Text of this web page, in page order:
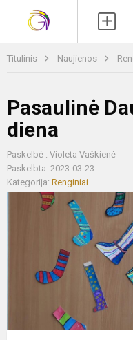
Titulinis Naujienos
Pasaulinė
diena
Paskelbė : Violeta Vaškienė
Paskelbta: 2023-03-23
Kategorija: Renginiai